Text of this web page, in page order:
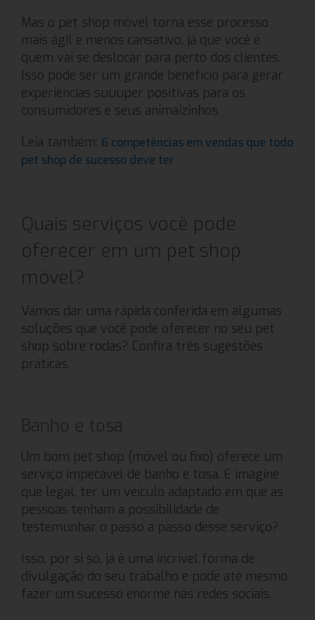
Mas o pet shop móvel torna esse processo
mais ágil e menos cansativo, já que você é
quem vai se deslocar para perto dos clientes.
Isso pode ser um grande benefício para gerar
experiências suuuper positivas para os
consumidores e seus animaizinhos.
Leia também: 6 competências em vendas que todo
pet shop de sucesso deve ter
Quais serviços você pode
oferecer em um pet shop
móvel?
Vamos dar uma rápida conferida em algumas
soluções que você pode oferecer no seu pet
shop sobre rodas? Confira três sugestões
práticas.
Banho e tosa
Um bom pet shop (móvel ou fixo) oferece um
serviço impecável de banho e tosa. E imagine
que legal, ter um veículo adaptado em que as
pessoas tenham a possibilidade de
testemunhar o passo a passo desse serviço?
Isso, por si só, já é uma incrível forma de
divulgação do seu trabalho e pode até mesmo
fazer um sucesso enorme nas redes sociais.